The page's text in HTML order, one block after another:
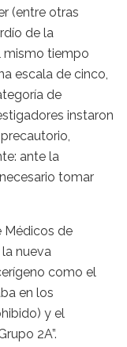
(entre otras
de la
mismo tiempo
escala de cinco,
de
instaron
ante la
tomar
Médicos de
nueva
como el
en los
y el
2A”.